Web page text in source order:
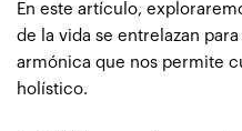
En este artículo,
de la vida se entrelazan
armónica que nos permite
holístico.